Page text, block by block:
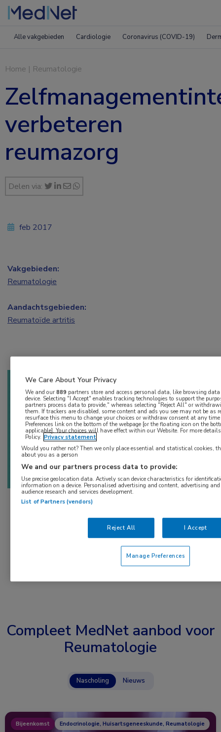
Alle vakgebieden Cardiologie Coronavirus (COVID-19)
Home | Reumatologie
verbeteren
reumazorg
Delen via:
Log hier in om volledige
toegang te krijgen.
Login ofAccount maken
feb 2017
Vakgebieden:
Reumatologie
Aandachtsgebieden:
Reumatoïde artritis
Compleet MedNet aanbod voor
Reumatologie
Nascholing Nieuws
Bijeenkomst Endocrinologie, Huisartsgeneeskunde, Reumatologie
We Care About Your Privacy
We and our889 partners store and access personal data, like browsing
device. Selecting "I Accept" enables tracking technologies to support the
partners process data to provide," whereas selecting "Reject All" or
them. If trackers are disabled, some content and ads you see may not be as
resurface this menu to change your choices or withdraw consent at any
Preferences link on the bottom of the webpage [or the floating icon on the
applicable]. Your choices will have effect within our Website. For more
Policy. Privacy statement
Would you rather not? Then we only place essential and statistical cookies,
about you as a person
We and our partners process data to provide:
Use precise geolocation data. Actively scan device characteristics for
information on a device. Personalised advertising and content, advertising
audience research and services development.
List of Partners (vendors)
Reject All I Accept
Manage Preferences